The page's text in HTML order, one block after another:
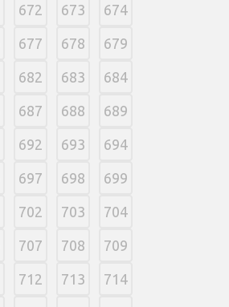
672 673 674
677 678 679
682 683 684
687 688 689
692 693 694
697 698 699
702 703 704
707 708 709
712 713 714